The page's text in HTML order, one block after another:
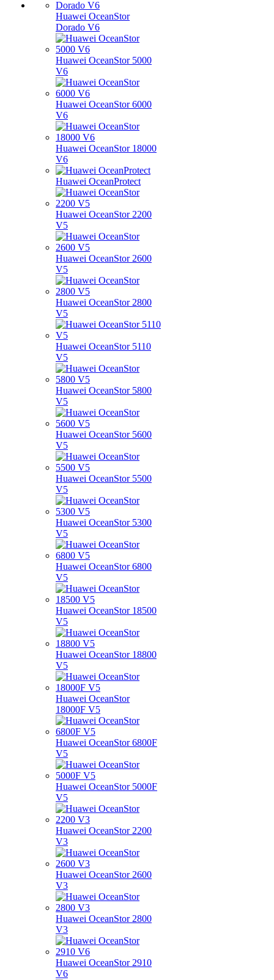
Huawei OceanStor
Dorado V6
Huawei OceanStor 5000
V6
Huawei OceanStor 6000
V6
Huawei OceanStor 18000
V6
Huawei OceanProtect
Huawei OceanStor 2200
V5
Huawei OceanStor 2600
V5
Huawei OceanStor 2800
V5
Huawei OceanStor 5110
V5
Huawei OceanStor 5800
V5
Huawei OceanStor 5600
V5
Huawei OceanStor 5500
V5
Huawei OceanStor 5300
V5
Huawei OceanStor 6800
V5
Huawei OceanStor 18500
V5
Huawei OceanStor 18800
V5
Huawei OceanStor
18000F V5
Huawei OceanStor 6800F
V5
Huawei OceanStor 5000F
V5
Huawei OceanStor 2200
V3
Huawei OceanStor 2600
V3
Huawei OceanStor 2800
V3
Huawei OceanStor 2910
V6